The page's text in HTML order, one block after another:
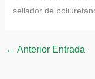
sellador de
← Anterior Entrada